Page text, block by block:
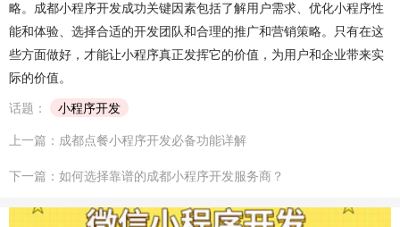
略。成都小程序开发成功关键因素包括了解用户需求、优化小程序性
能和体验、选择合适的开发团队和合理的推广和营销策略。只有在这
些方面做好，才能让小程序真正发挥它的价值，为用户和企业带来实
际的价值。
话题：
小程序开发
上一篇：成都点餐小程序开发必备功能详解
下一篇：如何选择靠谱的成都小程序开发服务商？